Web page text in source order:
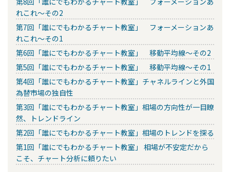
れこれ～その2
第7回「誰にでもわかるチャート教室」 フォーメーションあ
れこれ～その1
第6回「誰にでもわかるチャート教室」 移動平均線～その2
第5回「誰にでもわかるチャート教室」 移動平均線～その1
第4回「誰にでもわかるチャート教室」チャネルラインと外国
為替市場の独自性
第3回「誰にでもわかるチャート教室」相場の方向性が一目瞭
然、トレンドライン
第2回「誰にでもわかるチャート教室」相場のトレンドを探る
第1回「誰にでもわかるチャート教室」 相場が不安定だから
こそ、チャート分析に頼りたい